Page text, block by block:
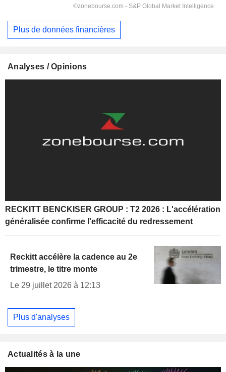
Plus de données financières
Analyses / Opinions
RECKITT BENCKISER GROUP : T2 2026 : L'accélération
généralisée confirme l'efficacité du redressement
Reckitt accélère la cadence au 2e
trimestre, le titre monte
Le 29 juillet 2026 à 12:13
Plus d'analyses
Actualités à la une